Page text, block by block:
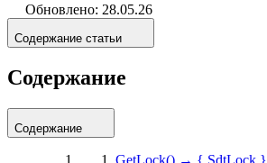
Обновлено: 28.05.26
Содержание статьи
Содержание
Содержание
GetLock() → { SdtLock }